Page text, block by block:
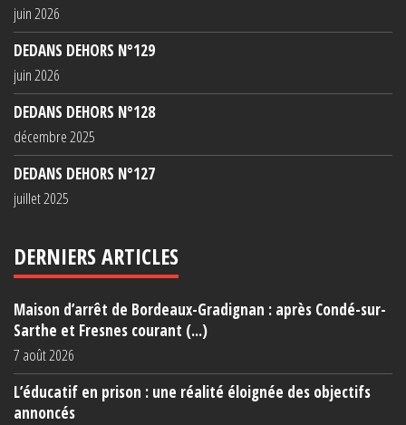
juin 2026
DEDANS DEHORS N°129
juin 2026
DEDANS DEHORS N°128
décembre 2025
DEDANS DEHORS N°127
juillet 2025
DERNIERS ARTICLES
Maison d’arrêt de Bordeaux-Gradignan : après Condé-sur-
Sarthe et Fresnes courant (...)
7 août 2026
L’éducatif en prison : une réalité éloignée des objectifs
annoncés